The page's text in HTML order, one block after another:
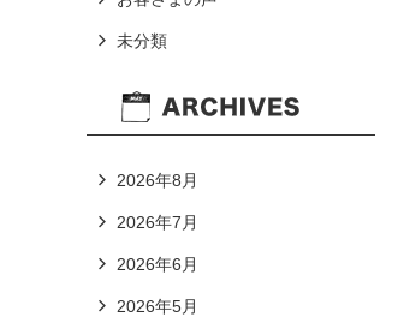
未分類
2026年8月
2026年7月
2026年6月
2026年5月